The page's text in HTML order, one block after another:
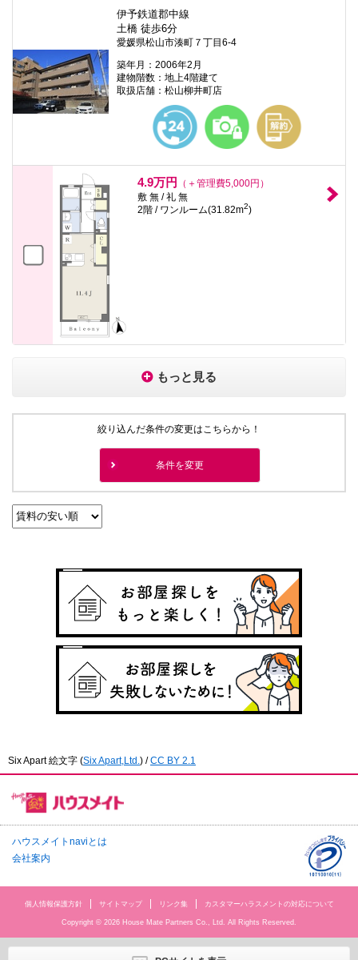
伊予鉄道郡中線
土橋 徒歩6分
愛媛県松山市湊町７丁目6-4
築年月：2006年2月
建物階数：地上4階建て
取扱店舗：松山柳井町店
4.9万円
（＋管理費5,000円）
敷 無 / 礼 無
2階 / ワンルーム(31.82m2)
もっと見る
絞り込んだ条件の変更はこちらから！
条件を変更
Six Apart 絵文字 (Six Apart,Ltd. ) /CC BY 2.1
ハウスメイトnaviとは
会社案内
個人情報保護方針 サイトマップ リンク集 カスタマーハラスメントの対応について
Copyright © 2026 House Mate Partners Co., Ltd. All Rights Reserved.